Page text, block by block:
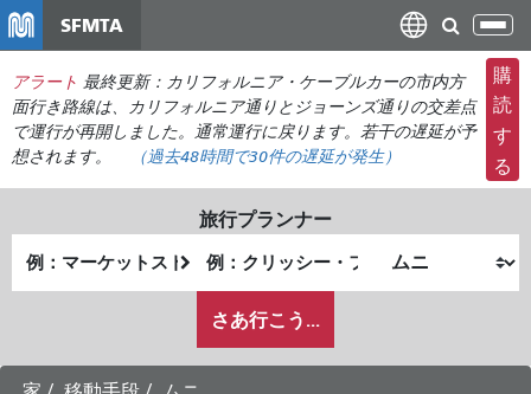
ン
コ
ン
テ
ン
ツ
移
SFMTA
ナ
ビ
ゲ
ー
シ
ョ
の
切
り
え
アラート 最終更新：カリフォルニア・ケーブルカーの市内方
面行き路線は、カリフォルニア通りとジョーンズ通りの交差点
で運行が再開しました。通常運行に戻ります。若干の遅延が予
想されます。
（過去48時間で30件の遅延が発生）
購
読
す
る
旅行プランナー
出
発
終
了
が
ど
さあ行こう...